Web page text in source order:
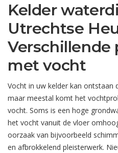
Kelder
Utrechtse
Verschillende
met vocht
Vocht in uw kelder kan ontstaan
maar meestal komt het
vocht. Soms is een hoge
het vocht vanuit de vloer
oorzaak van bijvoorbeeld
en afbrokkelend pleisterwerk.